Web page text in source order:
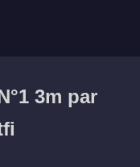
3m par